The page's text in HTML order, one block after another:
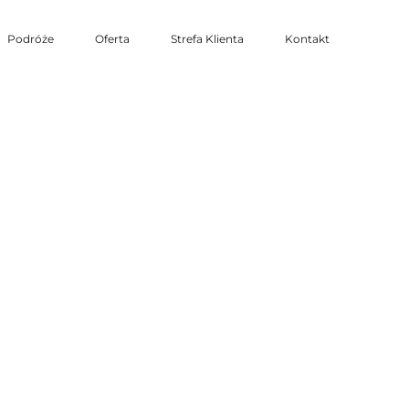
Podróże Oferta Strefa Klienta Kontakt